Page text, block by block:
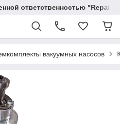
ответственностью
вакуумных насосов